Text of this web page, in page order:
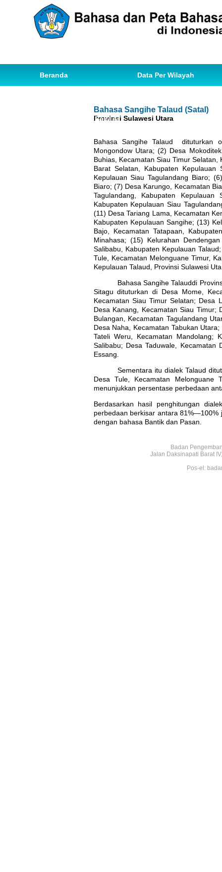
Beranda Data Per Wilayah
Ihwal Pemetaan Bahasa
Bahasa Sangihe Talaud (Satal)
Provinsi Sulawesi Utara
Bahasa Sangihe Talaud dituturkan
Mongondow Utara; (2) Desa
Buhias, Kecamatan Siau Timur
Barat Selatan, Kabupaten
Kepulauan Siau Tagulandang Biaro;
Biaro; (7) Desa Karungo, Kecamatan
Tagulandang, Kabupaten
Kabupaten Kepulauan Siau
(11) Desa Tariang Lama, Kecamatan
Kabupaten Kepulauan Sangihe; (13)
Bajo, Kecamatan Tatapaan,
Minahasa; (15) Kelurahan
Salibabu, Kabupaten Kepulauan
Tule, Kecamatan Melonguane Timur,
Kepulauan Talaud, Provinsi Sulawesi
Bahasa Sangihe Talauddi
Sitagu dituturkan di Desa Mome,
Kecamatan Siau Timur Selatan; Desa
Desa Kanang, Kecamatan Siau Timur;
Bulangan, Kecamatan Tagulandang
Desa Naha, Kecamatan Tabukan
Tateli Weru, Kecamatan Mandolang;
Salibabu; Desa Taduwale,
Essang.
Sementara itu dialek Talaud
Desa Tule, Kecamatan Melonguane
menunjukkan persentase perbedaan
Berdasarkan hasil penghitungan
perbedaan berkisar antara 81%—100%
dengan bahasa Bantik dan Pasan.
Badan
Jalan Daksinapati Barat
Pos-el: